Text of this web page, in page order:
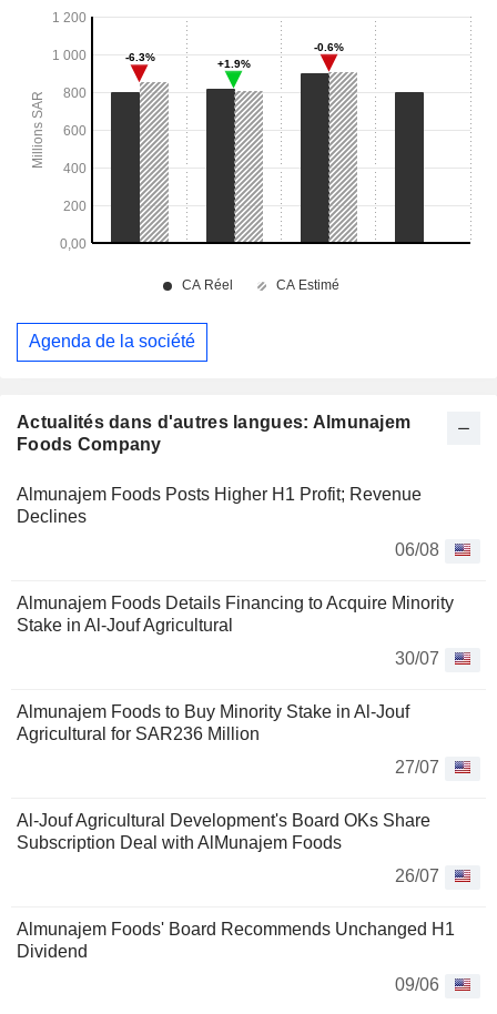
Actualités dans d'autres langues: Almunajem
Foods Company
Almunajem Foods Posts Higher H1 Profit; Revenue
Declines
06/08
Almunajem Foods Details Financing to Acquire Minority
Stake in Al-Jouf Agricultural
30/07
Almunajem Foods to Buy Minority Stake in Al-Jouf
Agricultural for SAR236 Million
27/07
Al-Jouf Agricultural Development's Board OKs Share
Subscription Deal with AlMunajem Foods
26/07
Almunajem Foods' Board Recommends Unchanged H1
Dividend
09/06
Agenda de la société